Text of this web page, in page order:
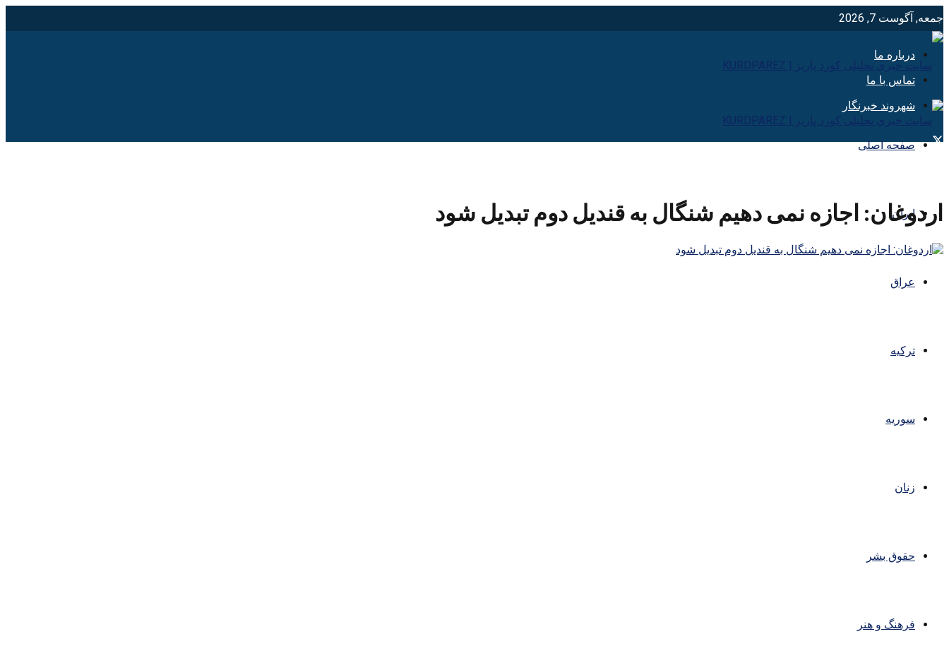
جمعه, آگوست 7, 2026
درباره ما
تماس با ما
شهروند خبرنگار
صفحه اصلی
ایران
عراق
ترکیه
سوریه
زنان
حقوق بشر
فرهنگ و هنر
اردوغان: اجازه نمی دهیم شنگال به قندیل دوم تبدیل شود